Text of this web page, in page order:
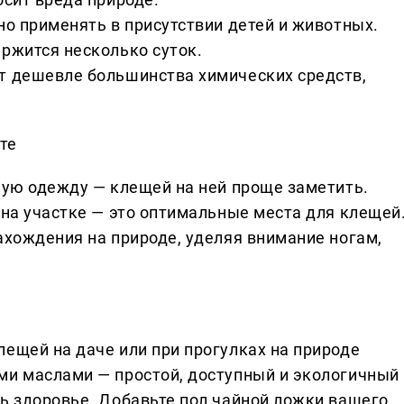
применять в присутствии детей и животных.
несколько суток.
большинства химических средств,
одежду — клещей на ней проще заметить.
участке — это оптимальные места для
на природе, уделяя внимание ногам,
на даче или при прогулках на природе
маслами — простой, доступный и экологичный
здоровье. Добавьте пол чайной ложки вашего